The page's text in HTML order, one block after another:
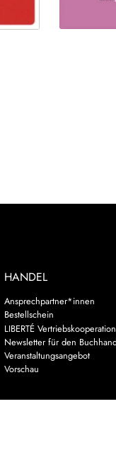
HANDEL
Ansprechpartner*innen
Bestellschein
LIBERTÉ Vertriebskooperation
Newsletter für den
Veranstaltungsangebot
Vorschau